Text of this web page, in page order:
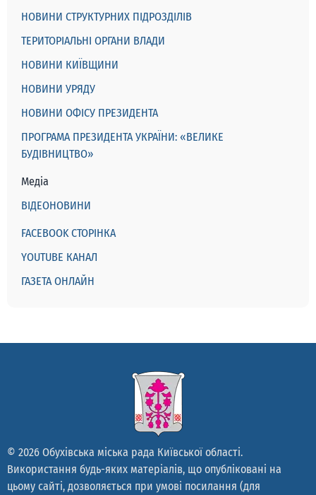
НОВИНИ СТРУКТУРНИХ ПІДРОЗДІЛІВ
ТЕРИТОРІАЛЬНІ ОРГАНИ ВЛАДИ
НОВИНИ КИЇВЩИНИ
НОВИНИ УРЯДУ
НОВИНИ ОФІСУ ПРЕЗИДЕНТА
ПРОГРАМА ПРЕЗИДЕНТА УКРАЇНИ: «ВЕЛИКЕ
БУДІВНИЦТВО»
Медіа
ВІДЕОНОВИНИ
FACEBOOK СТОРІНКА
YOUTUBE КАНАЛ
ГАЗЕТА ОНЛАЙН
© 2026 Обухівська міська рада Київської області.
Використання будь-яких матеріалів, що опубліковані на
цьому сайті, дозволяється при умові посилання (для